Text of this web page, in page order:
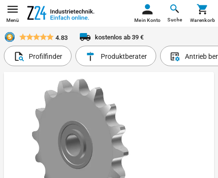
Menü Suche
Mein Konto Warenkorb
4.83 kostenlos ab 39 €
Profilfinder Produktberater Antrieb